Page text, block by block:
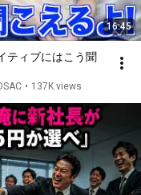
16:45
ティブにはこう聞
• 137K views